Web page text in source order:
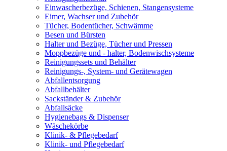
Einwascherbezüge, Schienen, Stangensysteme
Eimer, Wachser und Zubehör
Tücher, Bodentücher, Schwämme
Besen und Bürsten
Halter und Bezüge, Tücher und Pressen
Moppbezüge und - halter, Bodenwischsysteme
Reinigungssets und Behälter
Reinigungs-, System- und Gerätewagen
Abfallentsorgung
Abfallbehälter
Sackständer & Zubehör
Abfallsäcke
Hygienebags & Dispenser
Wäschekörbe
Klinik- & Pflegebedarf
Klinik- und Pflegebedarf